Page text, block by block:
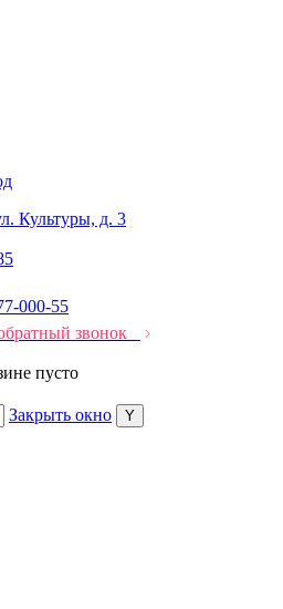
Культуры, д. 3
000-55
звонок
пусто
Закрыть окно